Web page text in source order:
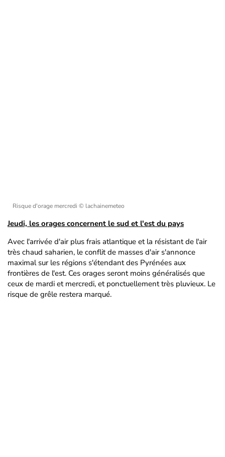
Risque d'orage mercredi © lachainemeteo
Jeudi, les orages concernent le sud et l'est du pays
Avec l'arrivée d'air plus frais atlantique et la résistant de l'air
très chaud saharien, le conflit de masses d'air s'annonce
maximal sur les régions s'étendant des Pyrénées aux
frontières de l'est. Ces orages seront moins généralisés que
ceux de mardi et mercredi, et ponctuellement très pluvieux. Le
risque de grêle restera marqué.